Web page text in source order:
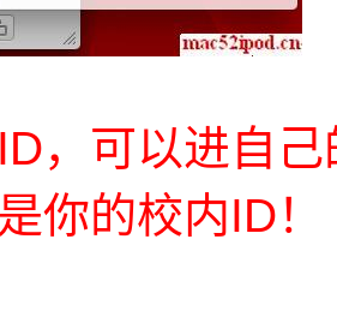
，可以进自
你的校内ID！